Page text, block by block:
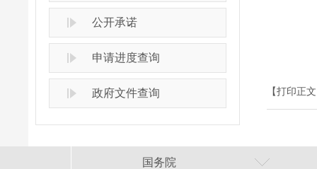
公开承诺
申请进度查询
政府文件查询 【打印正
国务院